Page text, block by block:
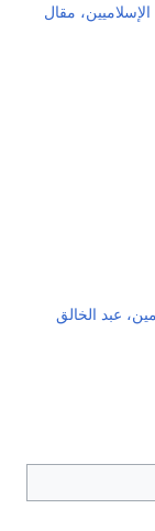
مقال
عبد الخالق